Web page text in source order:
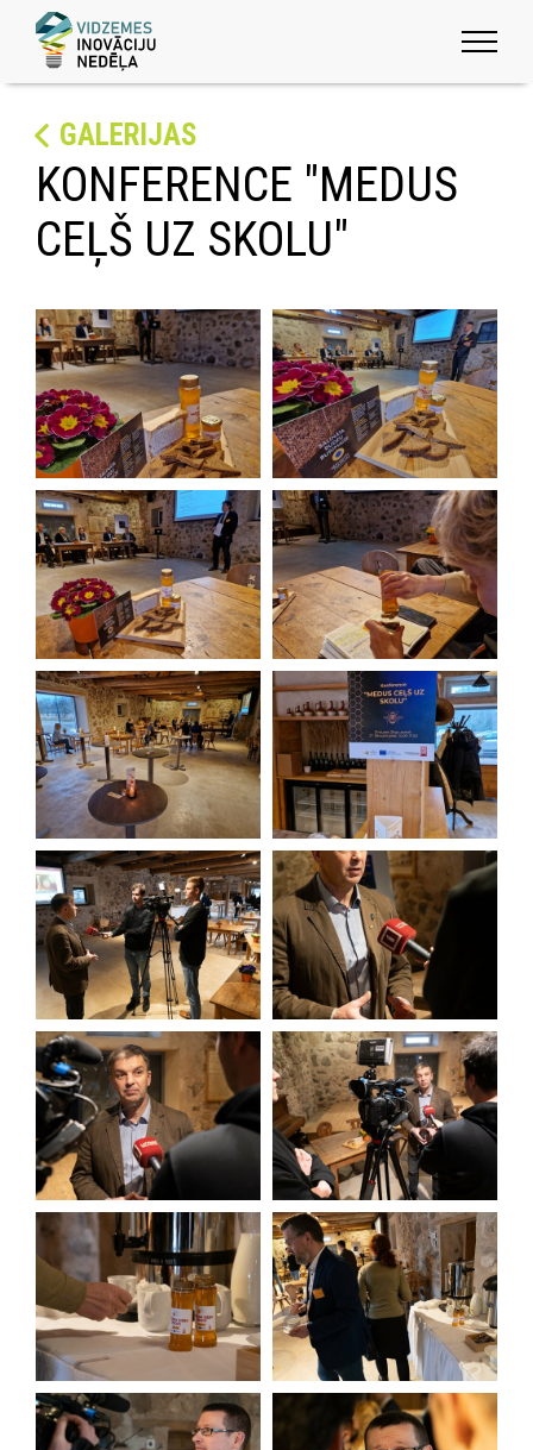
GALERIJAS
KONFERENCE "MEDUS
CEĻŠ UZ SKOLU"